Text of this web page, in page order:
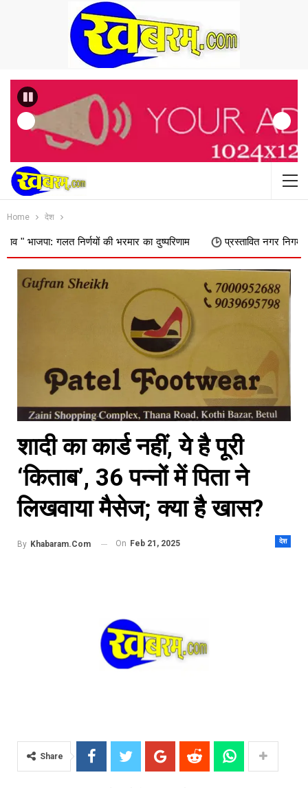
Previous
Home देश
निर्णयों की भरमार का दुष्परिणाम प्रस्तावित नगर निगम में शामिल किए
शादी का कार्ड नहीं, ये है पूरी
‘किताब’, 36 पन्नों में पिता ने
लिखवाया मैसेज; क्या है खास?
देश
By Khabaram.Com On Feb 21, 2025
Share